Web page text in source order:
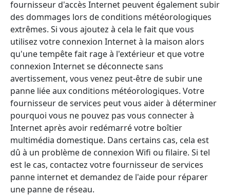
fournisseur d'accès Internet peuvent également subir
des dommages lors de conditions météorologiques
extrêmes. Si vous ajoutez à cela le fait que vous
utilisez votre connexion Internet à la maison alors
qu'une tempête fait rage à l'extérieur et que votre
connexion Internet se déconnecte sans
avertissement, vous venez peut-être de subir une
panne liée aux conditions météorologiques. Votre
fournisseur de services peut vous aider à déterminer
pourquoi vous ne pouvez pas vous connecter à
Internet après avoir redémarré votre boîtier
multimédia domestique. Dans certains cas, cela est
dû à un problème de connexion Wifi ou filaire. Si tel
est le cas, contactez votre fournisseur de services
panne internet et demandez de l'aide pour réparer
une panne de réseau.